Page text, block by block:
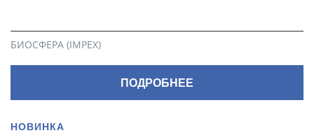
БИОСФЕРА (IMPEX)
ПОДРОБНЕЕ
НОВИНКА